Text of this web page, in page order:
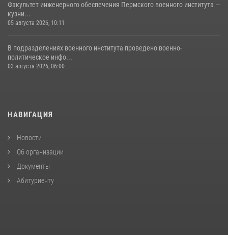
Факультет инженерного обеспечения Пермского военного института —
кузни...
05 августа 2026, 10:11
В подразделениях военного института проведено военно-
политическое инфо...
03 августа 2026, 06:00
НАВИГАЦИЯ
Новости
Об организации
Документы
Абитуриенту